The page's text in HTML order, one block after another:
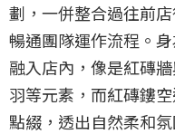
劃，一併整合過往前
暢通團隊運作流程。
融入店內，像是紅磚
羽等元素，而紅磚鏤
點綴，透出自然柔和氛